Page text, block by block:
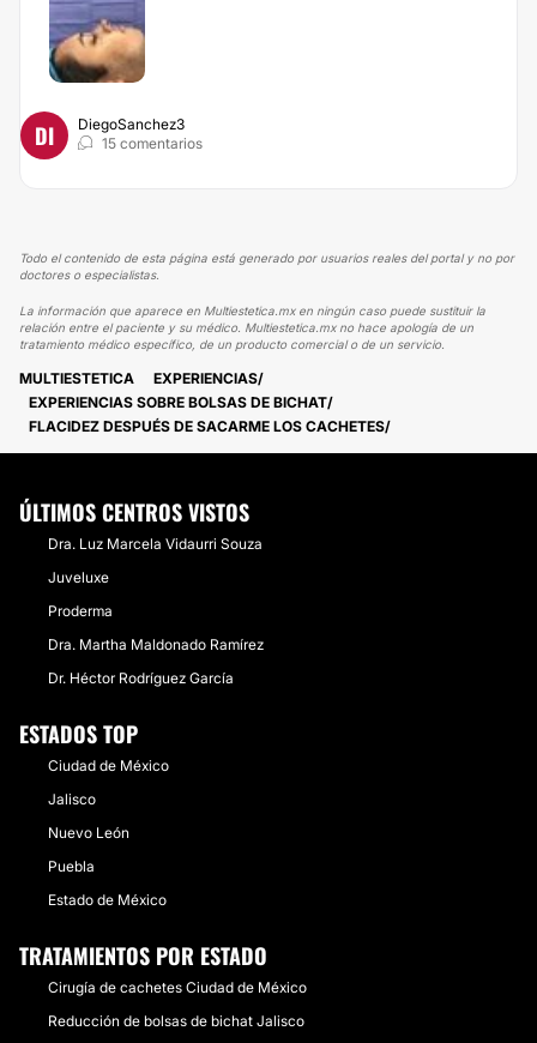
DI
DiegoSanchez3
15 comentarios
Todo el contenido de esta página está generado por usuarios reales del portal y no por
doctores o especialistas.
La información que aparece en Multiestetica.mx en ningún caso puede sustituir la
relación entre el paciente y su médico. Multiestetica.mx no hace apología de un
tratamiento médico específico, de un producto comercial o de un servicio.
MULTIESTETICA
EXPERIENCIAS
EXPERIENCIAS SOBRE BOLSAS DE BICHAT
FLACIDEZ DESPUÉS DE SACARME LOS CACHETES
ÚLTIMOS CENTROS VISTOS
Dra. Luz Marcela Vidaurri Souza
Juveluxe
Proderma
Dra. Martha Maldonado Ramírez
Dr. Héctor Rodríguez García
ESTADOS TOP
Ciudad de México
Jalisco
Nuevo León
Puebla
Estado de México
TRATAMIENTOS POR ESTADO
Cirugía de cachetes Ciudad de México
Reducción de bolsas de bichat Jalisco